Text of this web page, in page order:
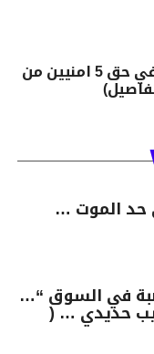
ابطاقة ايداع بالسجن في حق 5 امنيين من
حد الموت …
في السوق “…
حديدي … (